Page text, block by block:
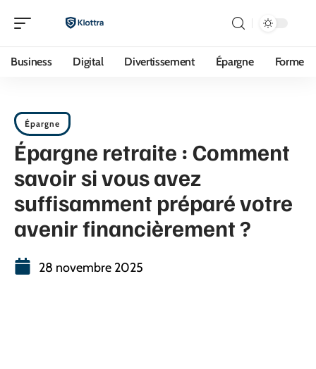
Business Digital Divertissement Épargne Forme
Épargne
Épargne retraite : Comment
savoir si vous avez
suffisamment préparé votre
avenir financièrement ?
28 novembre 2025